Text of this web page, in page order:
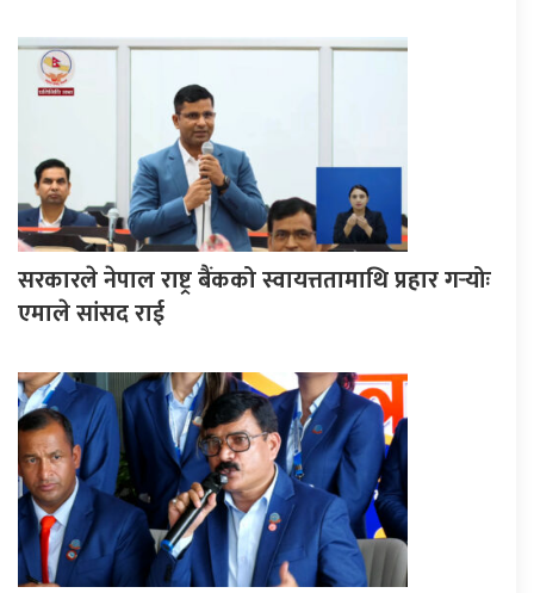
सरकारले नेपाल राष्ट्र बैंकको स्वायत्ततामाथि प्रहार गर्‍योः
एमाले सांसद राई